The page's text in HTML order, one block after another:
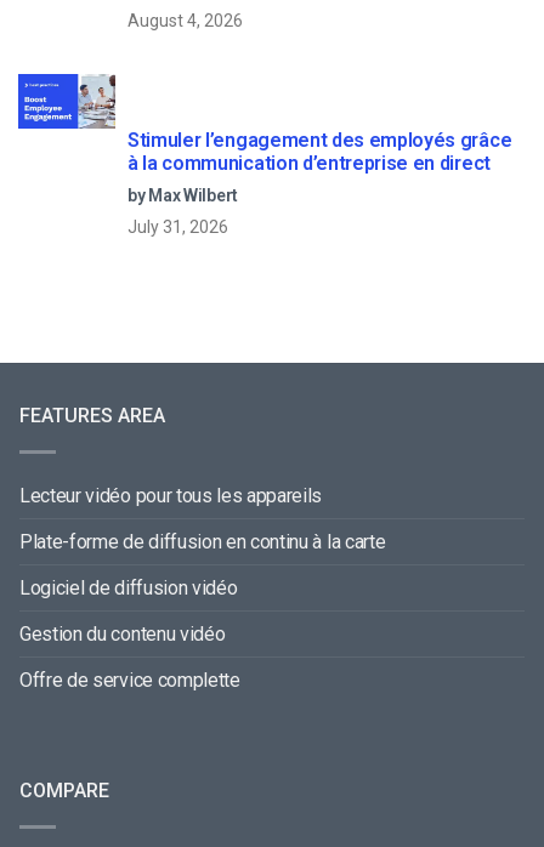
August 4, 2026
Stimuler l’engagement des employés grâce
à la communication d’entreprise en direct
by Max Wilbert
July 31, 2026
FEATURES AREA
Lecteur vidéo pour tous les appareils
Plate-forme de diffusion en continu à la carte
Logiciel de diffusion vidéo
Gestion du contenu vidéo
Offre de service complette
COMPARE